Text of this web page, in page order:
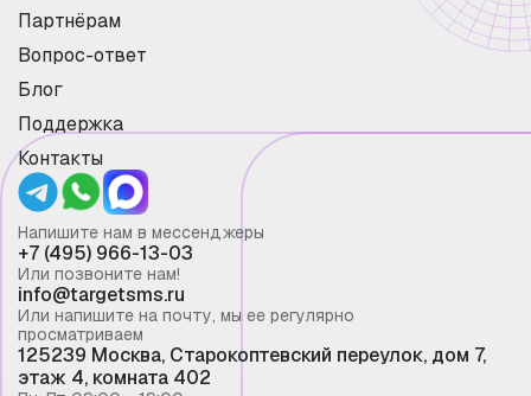
Партнёрам
Вопрос-ответ
Блог
Поддержка
Контакты
Напишите нам в мессенджеры
+7 (495) 966-13-03
Или позвоните нам!
info@targetsms.ru
Или напишите на почту, мы ее регулярно
просматриваем
125239 Москва, Старокоптевский переулок, дом 7,
этаж 4, комната 402